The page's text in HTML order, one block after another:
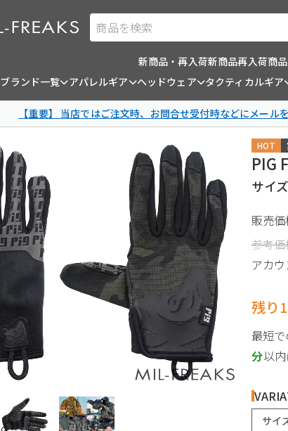
商品を検索
新商品・再入荷新商品再入荷商品
ブランド一覧
アパレルギア ヘッドウェア タクティカルギア
【重要】 当店ではご注文時、お問合せ受付時などにメー
HOT
PIG
サイ
販売価
参考
アカ
残り
最短
分以
サイ